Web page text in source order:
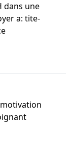
dans une
a: tite-